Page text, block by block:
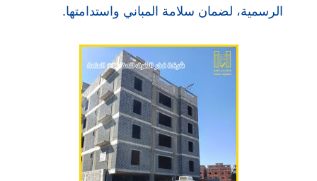
الرسمية، لضمان سلامة المباني واستدامتها.